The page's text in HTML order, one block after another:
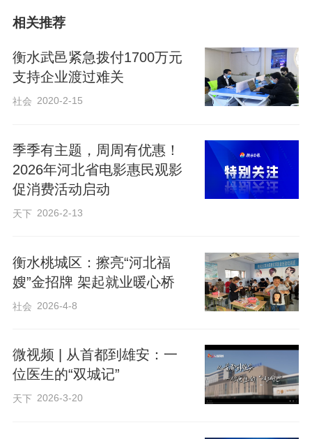
编辑：姜长淼
来源：冀时新闻
兵魂归故里
相关推荐
衡水武邑紧急拨付1700万元
支持企业渡过难关
社会 2020-2-15
季季有主题，周周有优惠！
2026年河北省电影惠民观影
促消费活动启动
天下 2026-2-13
衡水桃城区：擦亮“河北福
嫂”金招牌 架起就业暖心桥
社会 2026-4-8
微视频 | 从首都到雄安：一
位医生的“双城记”
天下 2026-3-20